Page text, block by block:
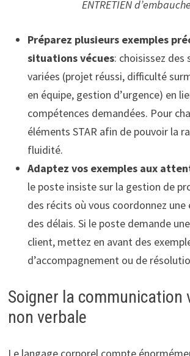
ENTRETIEN d’embauche
Préparez plusieurs exemples
situations vécues: choisissez des
variées (projet réussi, difficulté
en équipe, gestion d’urgence) en
compétences demandées. Pour
éléments STAR afin de pouvoir la
fluidité.
Adaptez vos exemples aux
le poste insiste sur la gestion de
des récits où vous coordonnez une
des délais. Si le poste demande
client, mettez en avant des
d’accompagnement ou de
Soigner la communication
non verbale
Le langage corporel compte